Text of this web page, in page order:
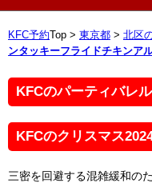
KFC予約 Top > 東京都 > 北区
ンタッキーフライドチキンア
KFCのパーティバレ
KFCのクリスマス
三密を回避する混雑緩和の